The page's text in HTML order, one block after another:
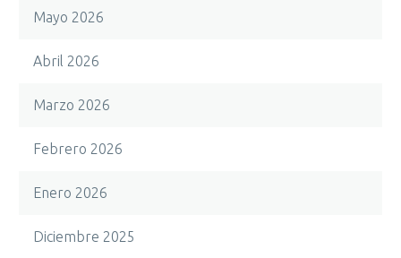
Mayo 2026
Abril 2026
Marzo 2026
Febrero 2026
Enero 2026
Diciembre 2025